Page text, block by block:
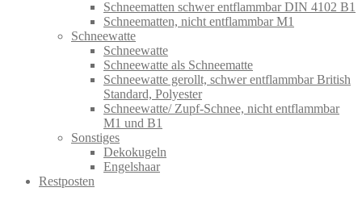
Schneematten schwer entflammbar DIN 4102 B1
Schneematten, nicht entflammbar M1
Schneewatte
Schneewatte
Schneewatte als Schneematte
Schneewatte gerollt, schwer entflammbar British
Standard, Polyester
Schneewatte/ Zupf-Schnee, nicht entflammbar
M1 und B1
Sonstiges
Dekokugeln
Engelshaar
Restposten